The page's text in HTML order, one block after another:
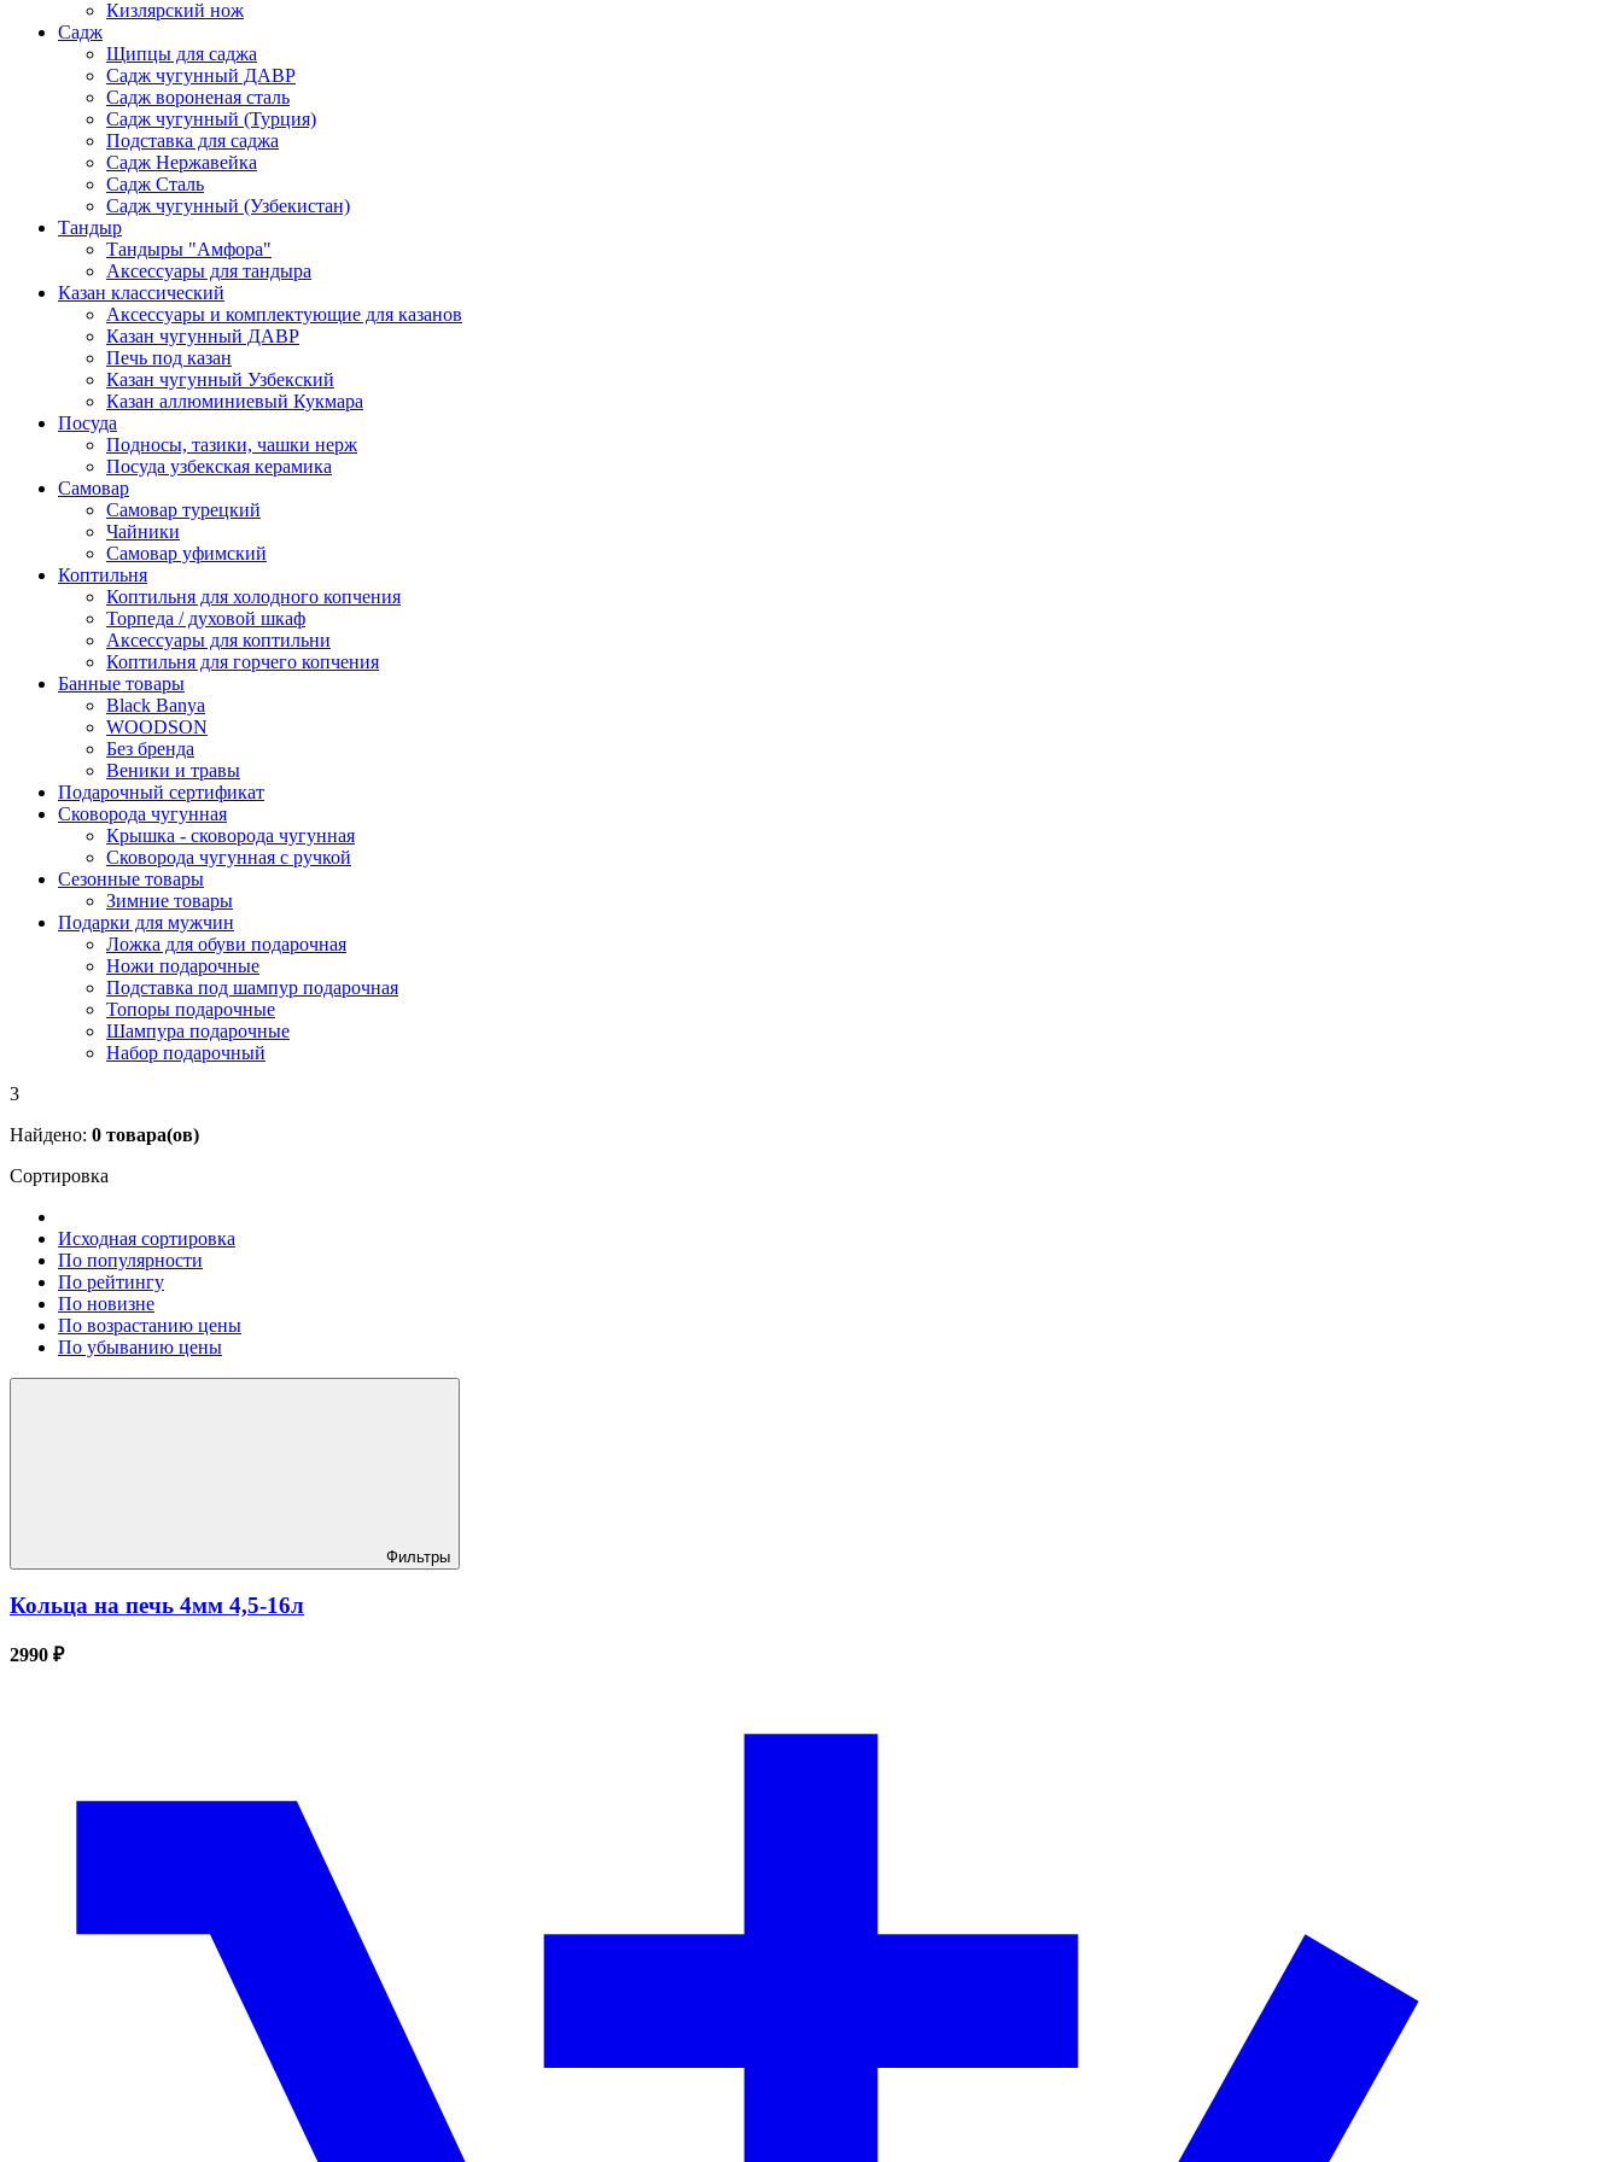
Кизлярский нож
Садж
Щипцы для саджа
Садж чугунный ДАВР
Садж вороненая сталь
Садж чугунный (Турция)
Подставка для саджа
Садж Нержавейка
Садж Сталь
Садж чугунный (Узбекистан)
Тандыр
Тандыры "Амфора"
Аксессуары для тандыра
Казан классический
Аксессуары и комплектующие для казанов
Казан чугунный ДАВР
Печь под казан
Казан чугунный Узбекский
Казан аллюминиевый Кукмара
Посуда
Подносы, тазики, чашки нерж
Посуда узбекская керамика
Самовар
Самовар турецкий
Чайники
Самовар уфимский
Коптильня
Коптильня для холодного копчения
Торпеда / духовой шкаф
Аксессуары для коптильни
Коптильня для горчего копчения
Банные товары
Black Banya
WOODSON
Без бренда
Веники и травы
Подарочный сертификат
Сковорода чугунная
Крышка - сковорода чугунная
Сковорода чугунная с ручкой
Сезонные товары
Зимние товары
Подарки для мужчин
Ложка для обуви подарочная
Ножи подарочные
Подставка под шампур подарочная
Топоры подарочные
Шампура подарочные
Набор подарочный
3
Найдено: 0 товара(ов)
Сортировка
Исходная сортировка
По популярности
По рейтингу
По новизне
По возрастанию цены
По убыванию цены
Фильтры
Кольца на печь 4мм 4,5-16л
2990 ₽